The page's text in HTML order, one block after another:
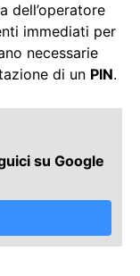
dell’operatore
immediati per
necessarie
di un PIN.
su Google